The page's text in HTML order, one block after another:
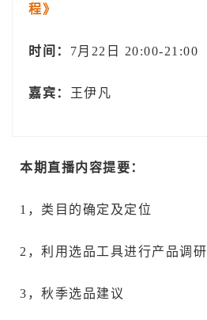
程》
时间： 7月22日 20:00-21:00
嘉宾： 王伊凡
本期直播内容提要：
1，类目的确定及定位
2，利用选品工具进行产品调研
3，秋季选品建议